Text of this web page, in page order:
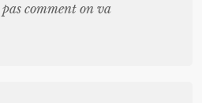
comment on va